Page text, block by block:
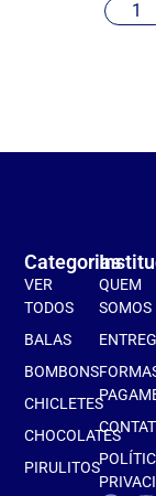
QUEM
SOMOS
Categorias
VER
TODOS
BALAS
BOMBONS
CHICLETES
CHOCOLATES
PIRULITOS